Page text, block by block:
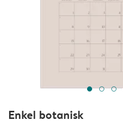
Enkel botanisk